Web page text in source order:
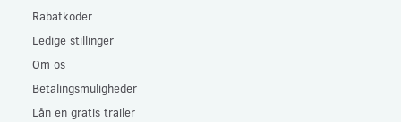
Rabatkoder
Ledige stillinger
Om os
Betalingsmuligheder
Lån en gratis trailer